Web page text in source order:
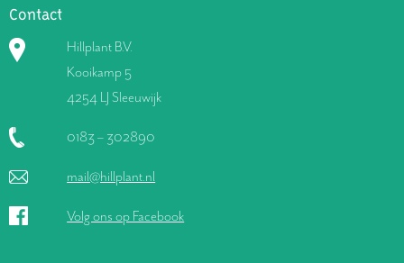
Contact
Hillplant B.V.
Kooikamp 5
4254 LJ Sleeuwijk
0183 – 302890
mail@hillplant.nl
Volg ons op Facebook